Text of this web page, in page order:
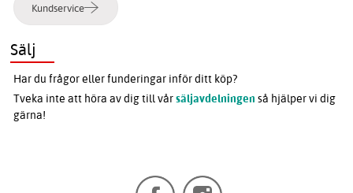
Kundservice
Sälj
Har du frågor eller funderingar inför ditt köp?
Tveka inte att höra av dig till vårsäljavdelningen så hjälper vi dig
gärna!